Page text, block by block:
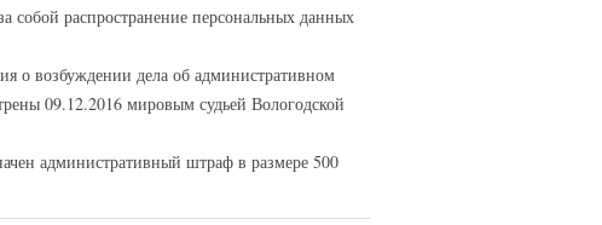
собой распространение персональных данных
о возбуждении дела об административном
09.12.2016 мировым судьей Вологодской
административный штраф в размере 500